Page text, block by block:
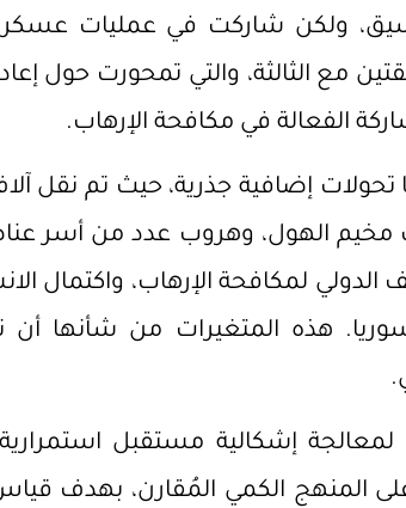
ولكن شاركت في عمليات
مع الثالثة، والتي تمحورت حول
الفعالة في مكافحة الإرهاب.
شهدت سوريا تحولات إضافية جذرية، حيث تم
مخيم الهول، وهروب عدد من أسر
لمكافحة الإرهاب، واكتمال
هذه المتغيرات من شأنها أن
لمعالجة إشكالية مستقبل
على المنهج الكمي المُقارن، بهدف قياس